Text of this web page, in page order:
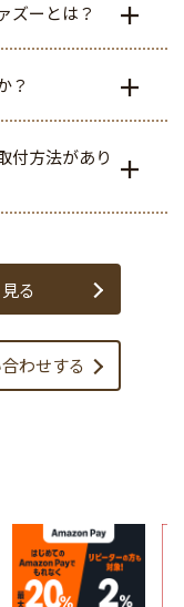
ズーとは？
？
付方法があり
る
わせする